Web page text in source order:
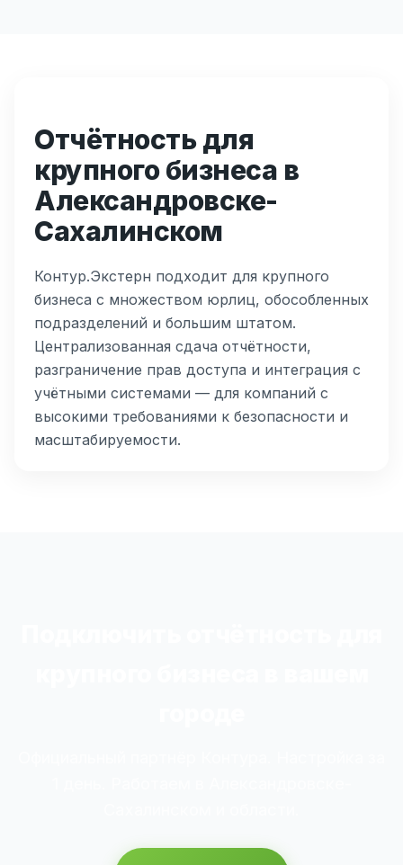
Отчётность для
крупного бизнеса в
Александровске-
Сахалинском
Контур.Экстерн подходит для крупного
бизнеса с множеством юрлиц, обособленных
подразделений и большим штатом.
Централизованная сдача отчётности,
разграничение прав доступа и интеграция с
учётными системами — для компаний с
высокими требованиями к безопасности и
масштабируемости.